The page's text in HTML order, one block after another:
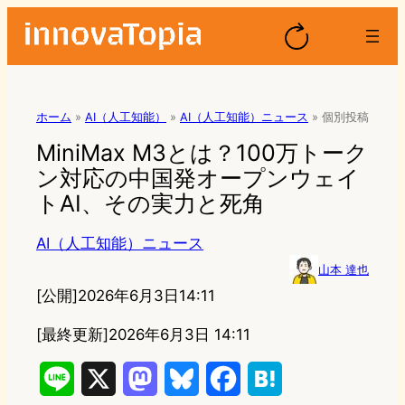
ホーム » AI（人工知能） » AI（人工知能）ニュース » 個別投稿
MiniMax M3とは？100万トーク
ン対応の中国発オープンウェイ
トAI、その実力と死角
AI（人工知能）ニュース
山本 達也
[公開]2026年6月3日14:11
[最終更新]2026年6月3日 14:11